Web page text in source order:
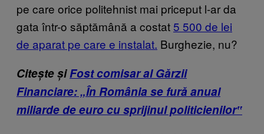
pe care orice politehnist mai priceput l-ar da
gata într-o săptămână a costat 5 500 de lei
de aparat pe care e instalat. Burghezie, nu?
Citește șiFost comisar al Gărzii
Financiare: „În România se fură anual
miliarde de euro cu sprijinul politicienilor‟